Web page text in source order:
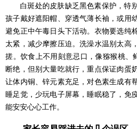
白斑处的皮肤缺乏黑色素保护，特
孩子戴好遮阳帽、穿透气薄长袖，或用
避免正中午毒日头下活动。衣物要选纯
太紧，减少摩擦压迫。洗澡水温别太高
搓。饮食上不用刻意忌口，像猕猴桃、
断绝，但别大量吃就行，重点保证肉蛋
让体内铜、锌元素充足，对色素生成有
睡足觉，少玩电子屏幕，睡眠稳了，免
能安安心心工作。